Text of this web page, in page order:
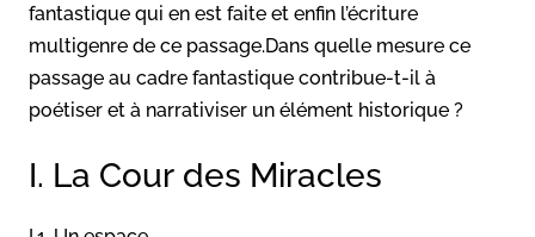
fantastique qui en est faite et enfin l’écriture
multigenre de ce passage.Dans quelle mesure ce
passage au cadre fantastique contribue-t-il à
poétiser et à narrativiser un élément historique ?
I. La Cour des Miracles